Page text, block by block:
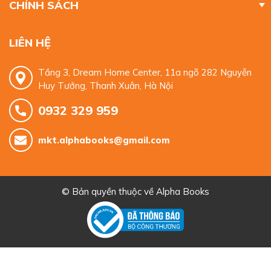
CHÍNH SÁCH
LIÊN HỆ
Tầng 3, Dream Home Center, 11a ngõ 282 Nguyễn
Huy Tưởng, Thanh Xuân, Hà Nội
0932 329 959
mkt.alphabooks@gmail.com
© Bản quyền thuộc về Alpha Books